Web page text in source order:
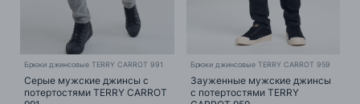
Брюки джинсовые TERRY CARROT 991
Серые мужские джинсы с
потертостями TERRY CARROT
Брюки джинсовые TERRY CARROT 959
Зауженные мужские джинсы
с потертостями TERRY